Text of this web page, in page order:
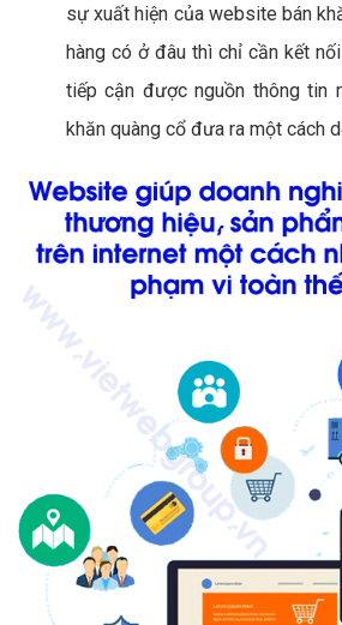
sự xuất hiện của website bán
hàng có ở đâu thì chỉ cần kết
tiếp cận được nguồn thông tin
khăn quàng cổ đưa ra một cách